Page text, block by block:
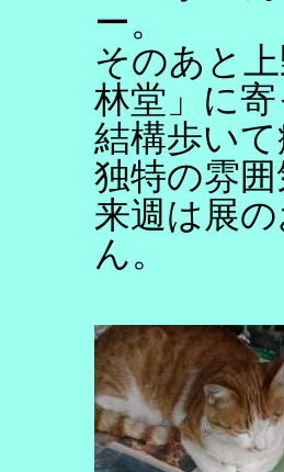
ー。
そのあと
林堂」に
結構歩い
独特の雰
来週は展
ん。